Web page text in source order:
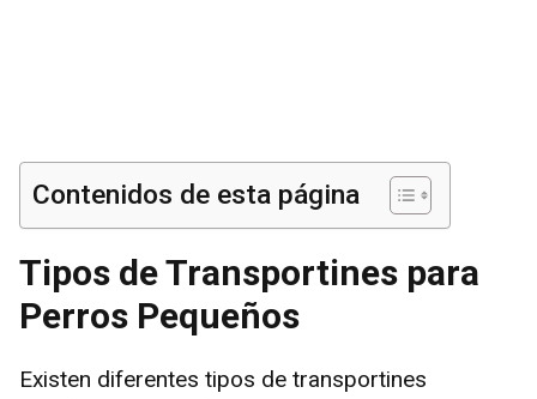
Contenidos de esta página
Tipos de Transportines para
Perros Pequeños
Existen diferentes tipos de transportines